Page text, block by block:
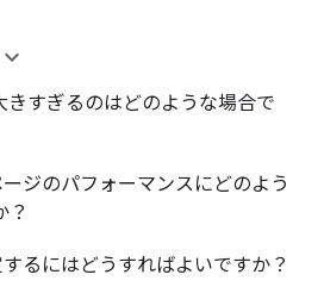
すぎるのはどのような場合で
ジのパフォーマンスにどのよう
？
るにはどうすればよいですか？